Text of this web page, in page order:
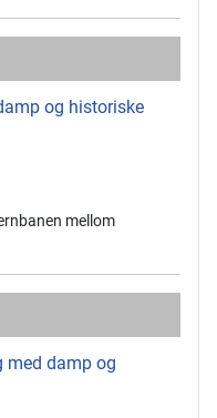
og historiske
mellom
med damp og